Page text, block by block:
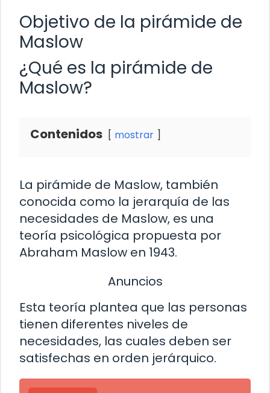
Objetivo de la pirámide de
Maslow
¿Qué es la pirámide de
Maslow?
Contenidos mostrar
La pirámide de Maslow, también
conocida como la jerarquía de las
necesidades de Maslow, es una
teoría psicológica propuesta por
Abraham Maslow en 1943.
Anuncios
Esta teoría plantea que las personas
tienen diferentes niveles de
necesidades, las cuales deben ser
satisfechas en orden jerárquico.